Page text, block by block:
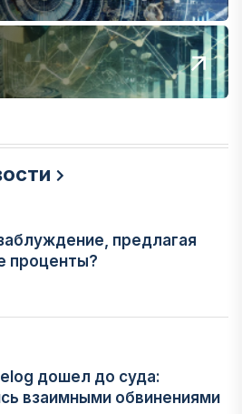
предлагая
проценты?
дошел до суда:
взаимными обвинениями